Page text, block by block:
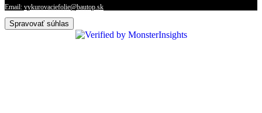
Email: vykurovaciefolie@bautop.sk
Spravovať súhlas